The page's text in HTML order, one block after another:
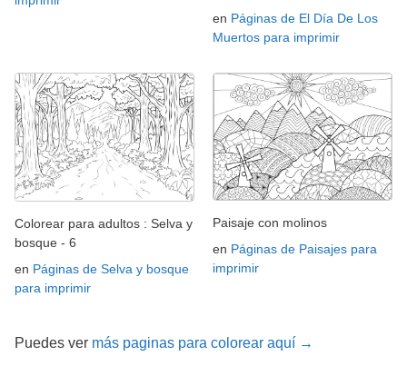
en Páginas de El Día De Los
Muertos para imprimir
Colorear para adultos : Selva y
bosque - 6
en Páginas de Selva y bosque
para imprimir
Paisaje con molinos
en Páginas de Paisajes para
imprimir
Puedes ver más paginas para colorear aquí →